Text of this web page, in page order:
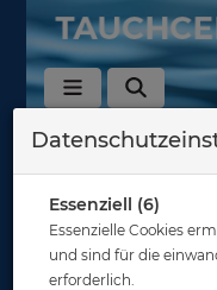
Restposten
Hersteller
Essenziell (6)
Essenzielle Cookies
und sind für die
erforderlich.